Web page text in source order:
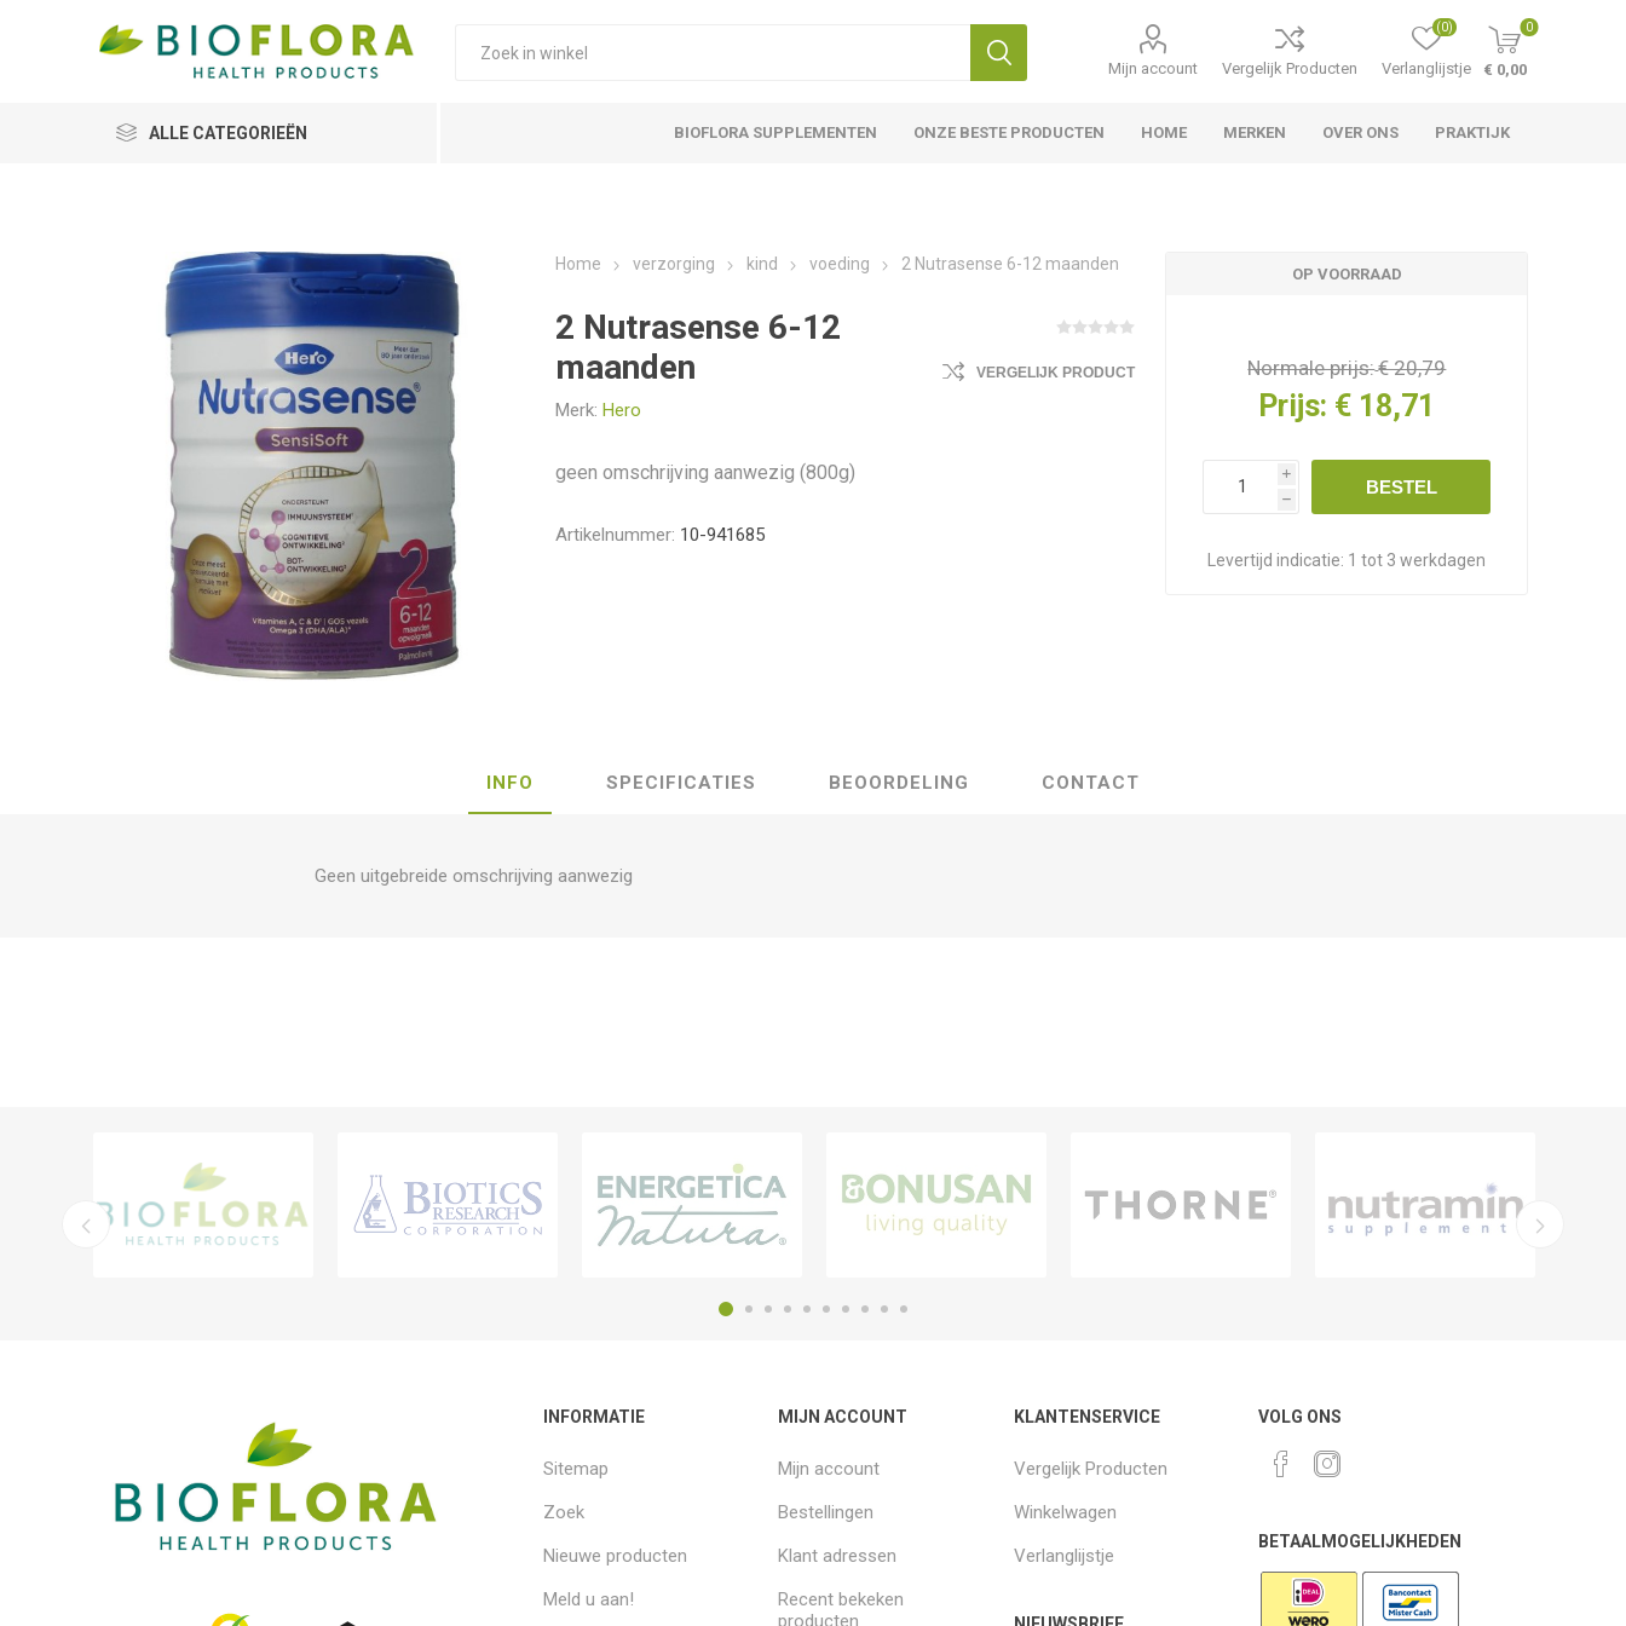
Mijn account Vergelijk Producten Verlanglijstje
(0) 0
€ 0,00
ALLE CATEGORIEËN BIOFLORA SUPPLEMENTEN ONZE BESTE PRODUCTEN HOME MERKEN OVER ONS PRAKTIJK
Home verzorging kind voeding 2 Nutrasense 6-12 maanden
2 Nutrasense 6-12
maanden
Merk: Hero
VERGELIJK PRODUCT
geen omschrijving aanwezig (800g)
Artikelnummer: 10-941685
OP VOORRAAD
Normale prijs:€ 20,79
Prijs: € 18,71
i
h
BESTEL
Levertijd indicatie: 1 tot 3 werkdagen
INFO SPECIFICATIES BEOORDELING CONTACT
Geen uitgebreide omschrijving aanwezig
INFORMATIE
Sitemap
Zoek
Nieuwe producten
Meld u aan!
MIJN ACCOUNT
Mijn account
Bestellingen
Klant adressen
Recent bekeken
producten
KLANTENSERVICE
Vergelijk Producten
Winkelwagen
Verlanglijstje
VOLG ONS
BETAALMOGELIJKHEDEN